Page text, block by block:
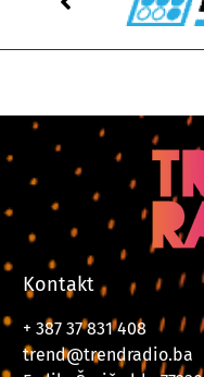
Kontakt
+ 387 37 831 408
trend@trendradio.ba